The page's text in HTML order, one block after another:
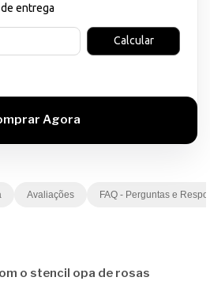
entrega
Calcular
Avaliações FAQ - Perguntas e
o stencil opa de rosas